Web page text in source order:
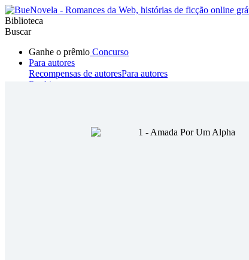
Biblioteca
Buscar
Ganhe o prêmio Concurso
Para autores
Recompensas de autoresPara autores
Ranking
Hombre loboMafia Sistema Fantasía Urbano